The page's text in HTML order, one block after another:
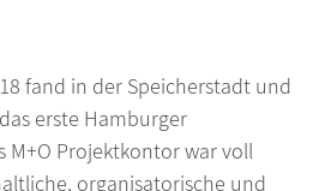
fand in der Speicherstadt und
erste Hamburger
M+O Projektkontor war voll
organisatorische und